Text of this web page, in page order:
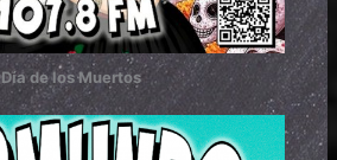
Día de los Muertos